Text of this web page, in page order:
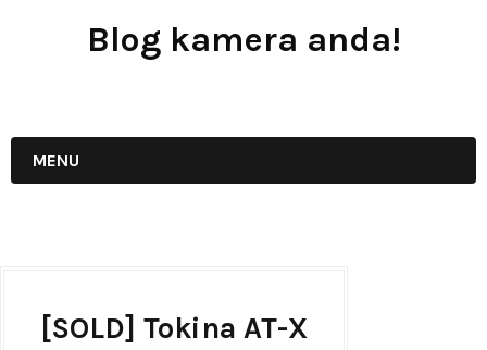
Blog kamera anda!
MENU
[SOLD] Tokina AT-X